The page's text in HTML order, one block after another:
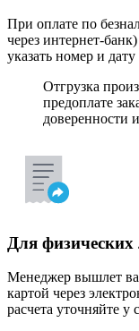
При оплате по
через интернет-
указать номер и дату
Отгрузка
предоплате
доверенности
Для физических
Менеджер вышлет
картой через
расчета уточняйте у